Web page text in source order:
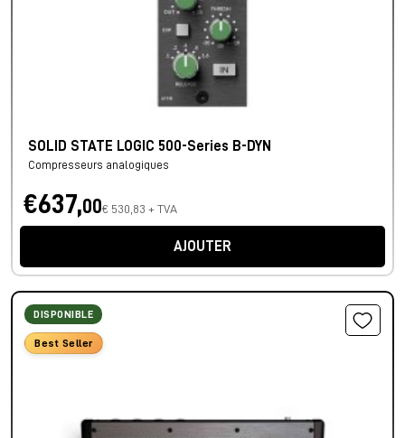
SOLID STATE LOGIC 500-Series B-DYN
Compresseurs analogiques
€637,00€ 530,83 + TVA
AJOUTER
DISPONIBLE
Best Seller